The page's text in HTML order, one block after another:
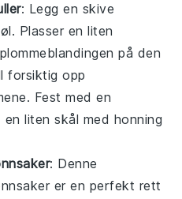
: Legg en skive
Plasser en liten
på den
forsiktig opp
Fest med en
liten skål med honning
: Denne
er en perfekt rett